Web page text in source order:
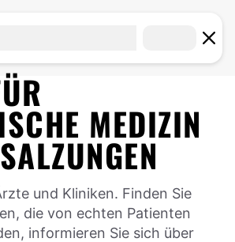
MEDIZIN
und Kliniken. Finden Sie
die von echten Patienten
informieren Sie sich über